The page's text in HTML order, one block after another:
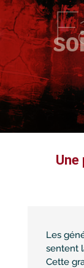
Une
Les
sentent
Cette